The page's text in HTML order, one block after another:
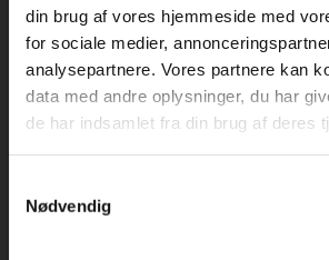
din brug af vores hjemmeside med
for sociale medier,
analysepartnere. Vores partnere kan
data med andre oplysninger, du har
de har indsamlet fra din brug af deres
Nødvendig
Praxis Forlag A/S
CVR 41280921
For privatkunder og
studerende. Du får
vist priser inkl.
For
får